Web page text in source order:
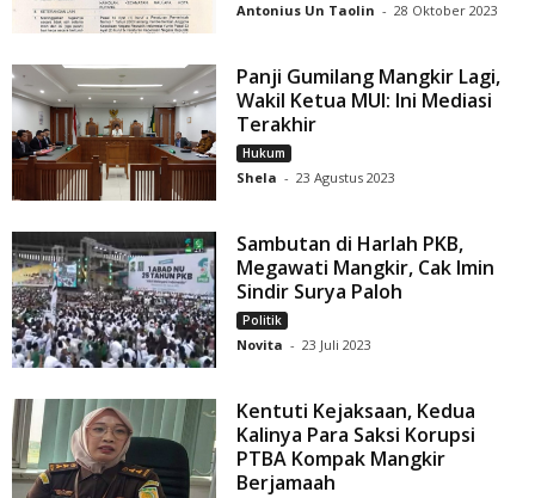
Antonius Un Taolin - 28 Oktober 2023
Panji Gumilang Mangkir Lagi,
Wakil Ketua MUI: Ini Mediasi
Terakhir
Hukum
Shela - 23 Agustus 2023
Sambutan di Harlah PKB,
Megawati Mangkir, Cak Imin
Sindir Surya Paloh
Politik
Novita - 23 Juli 2023
Kentuti Kejaksaan, Kedua
Kalinya Para Saksi Korupsi
PTBA Kompak Mangkir
Berjamaah